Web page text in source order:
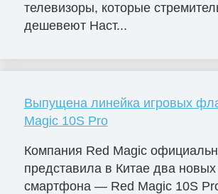
телевизоры, которые
дешевеют Наст...
Выпущена линейка игровых
Magic 10S Pro
Компания Red Magic
представила в Китае два новых
смартфона — Red Magic 10S